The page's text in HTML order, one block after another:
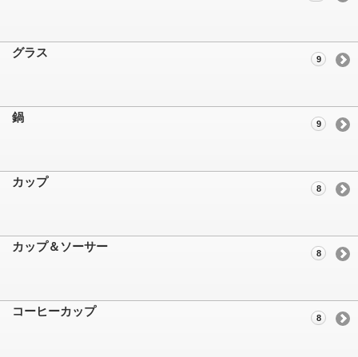
グラス 9
鍋 9
カップ 8
カップ＆ソーサー 8
コーヒーカップ 8